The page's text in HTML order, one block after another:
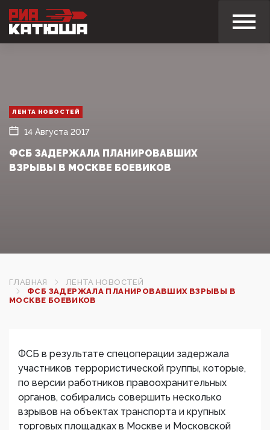
ЛЕНТА НОВОСТЕЙ
14 Августа 2017
ФСБ ЗАДЕРЖАЛА ПЛАНИРОВАВШИХ
ВЗРЫВЫ В МОСКВЕ БОЕВИКОВ‍
ГЛАВНАЯ
ЛЕНТА НОВОСТЕЙ
ФСБ ЗАДЕРЖАЛА ПЛАНИРОВАВШИХ ВЗРЫВЫ В
МОСКВЕ БОЕВИКОВ‍
ФСБ в результате спецоперации задержала
участников террористической группы, которые,
по версии работников правоохранительных
органов, собирались совершить несколько
взрывов на объектах транспорта и крупных
торговых площадках в Москве и Московской